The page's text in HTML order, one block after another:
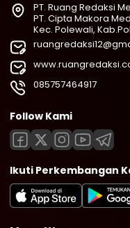
PT. Ruang Redaksi
PT. Cipta Makora
Kec. Polewali,
085757464917
Follow Kami
Ikuti Perkembangan